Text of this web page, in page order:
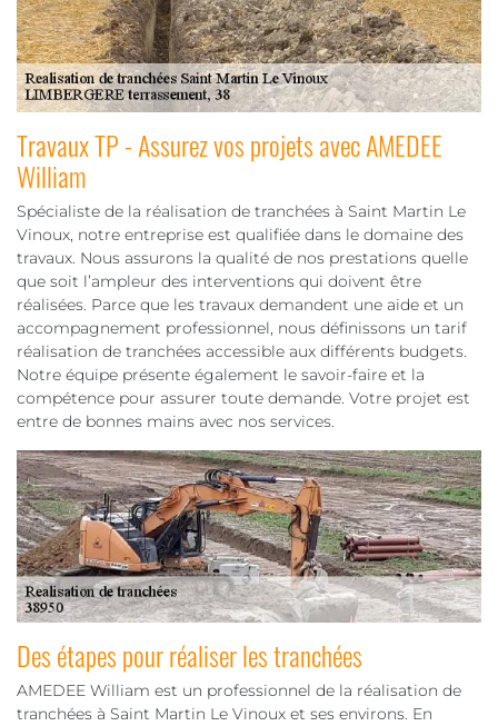
Travaux TP - Assurez vos projets avec AMEDEE
William
Spécialiste de la réalisation de tranchées à Saint Martin Le
Vinoux, notre entreprise est qualifiée dans le domaine des
travaux. Nous assurons la qualité de nos prestations quelle
que soit l’ampleur des interventions qui doivent être
réalisées. Parce que les travaux demandent une aide et un
accompagnement professionnel, nous définissons un tarif
réalisation de tranchées accessible aux différents budgets.
Notre équipe présente également le savoir-faire et la
compétence pour assurer toute demande. Votre projet est
entre de bonnes mains avec nos services.
Des étapes pour réaliser les tranchées
AMEDEE William est un professionnel de la réalisation de
tranchées à Saint Martin Le Vinoux et ses environs. En